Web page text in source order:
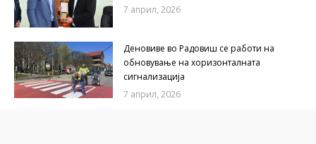
7 април, 2026
Деновиве во Радовиш се работи на
обновување на хоризонталната
сигнализација
7 април, 2026